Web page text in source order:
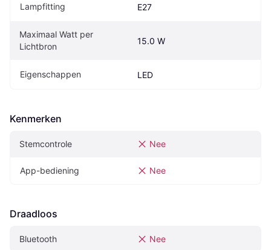
Lampfitting E27
Maximaal Watt per
Lichtbron
15.0 W
Eigenschappen LED
Kenmerken
Stemcontrole Nee
App-bediening Nee
Draadloos
Bluetooth Nee